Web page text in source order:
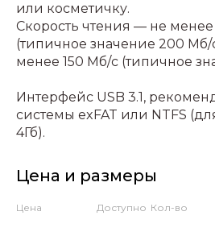
или косметичку.
Скорость чтения — не
(типичное значение 200 Мб/
менее 150 Мб/c (типичное
Интерфейс USB 3.1,
системы exFAT или NTFS
4Гб).
Цена и размеры
Цена Доступно Кол-во